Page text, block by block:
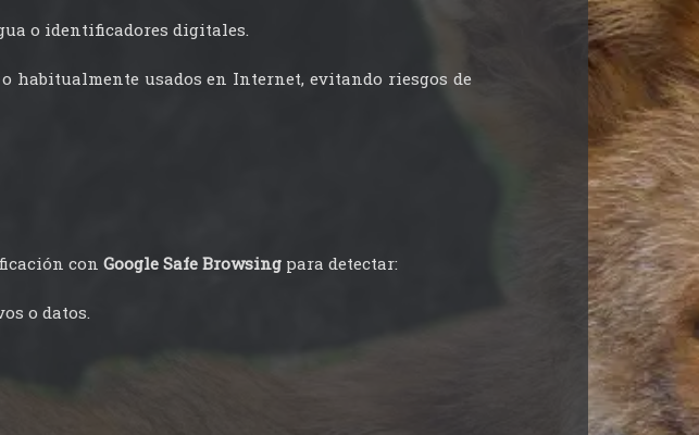
o identificadores digitales.
habitualmente usados en Internet, evitando riesgos de
con Google Safe Browsingpara detectar:
o datos.